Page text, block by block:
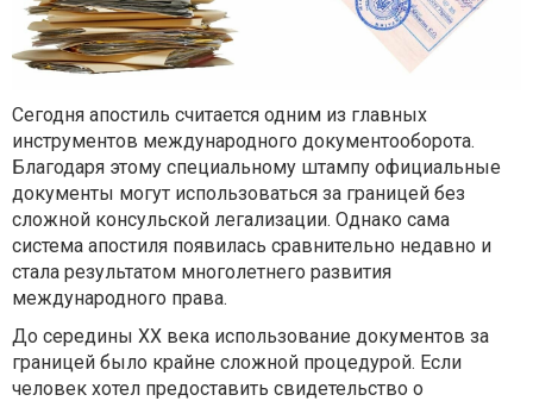
Сегодня апостиль считается одним из главных
инструментов международного документооборота.
Благодаря этому специальному штампу официальные
документы могут использоваться за границей без
сложной консульской легализации. Однако сама
система апостиля появилась сравнительно недавно и
стала результатом многолетнего развития
международного права.
До середины XX века использование документов за
границей было крайне сложной процедурой. Если
человек хотел предоставить свидетельство о